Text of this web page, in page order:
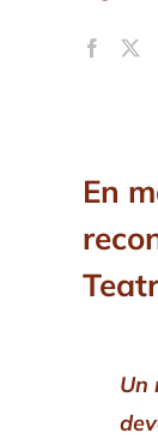
En
Un